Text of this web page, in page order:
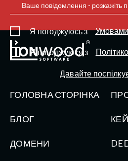
Ваше повідомлення - розкажіть
Я погоджуюсь з Умовами
Я погоджуюся з
Давайте
ГОЛОВНА СТОРІНКА
БЛОГ
ДОМЕНИ